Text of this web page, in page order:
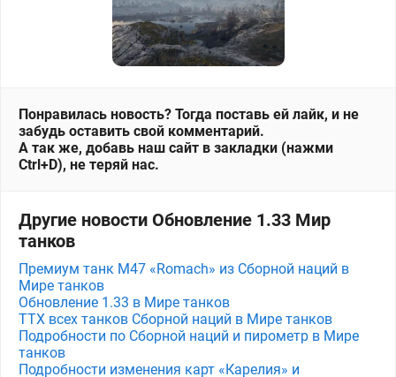
Понравилась новость? Тогда поставь ей лайк, и не
забудь оставить свой комментарий.
А так же, добавь наш сайт в закладки (нажми
Ctrl+D), не теряй нас.
Другие новости Обновление 1.33 Мир
танков
Премиум танк M47 «Romach» из Сборной наций в
Мире танков
Обновление 1.33 в Мире танков
ТТХ всех танков Сборной наций в Мире танков
Подробности по Сборной наций и пирометр в Мире
танков
Подробности изменения карт «Карелия» и